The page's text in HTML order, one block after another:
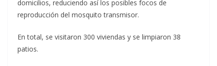
domicilios, reduciendo así los posibles focos de
reproducción del mosquito transmisor.
En total, se visitaron 300 viviendas y se limpiaron 38
patios.